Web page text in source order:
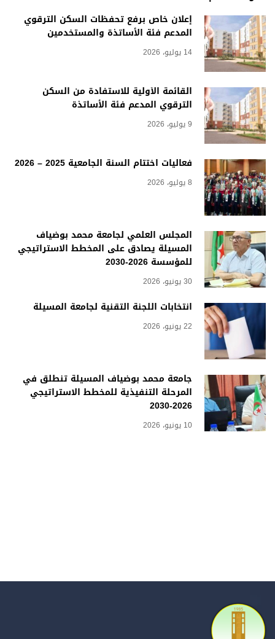
إعلان خاص برفع تحفظات السكن الترقوي
المدعم فئة الأساتذة والمستخدمين
14 يوليو، 2026
القائمة الأولية للاستفادة من السكن
الترقوي المدعم فئة الأساتذة
9 يوليو، 2026
فعاليات اختتام السنة الجامعية 2025 – 2026
8 يوليو، 2026
المجلس العلمي لجامعة محمد بوضياف
المسيلة يصادق على المخطط الاستراتيجي
للمؤسسة 2026-2030
30 يونيو، 2026
انتخابات اللجنة التقنية لجامعة المسيلة
22 يونيو، 2026
جامعة محمد بوضياف المسيلة تنطلق في
المرحلة التنفيذية للمخطط الاستراتيجي
2026-2030
10 يونيو، 2026